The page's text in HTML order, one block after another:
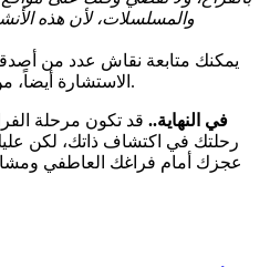
والمسلسلات، لأن هذه
يمكنك متابعة نقاش عدد من
الاستشارة أيضاً، .
في النهاية.. قد تكون مرحلة
رحلتك في اكتشاف ذاتك، لكن
عجزك أمام فراغك العاطفي